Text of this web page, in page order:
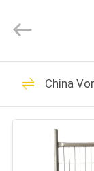
HAUS
All
Reserved.
Developed
ECER
China